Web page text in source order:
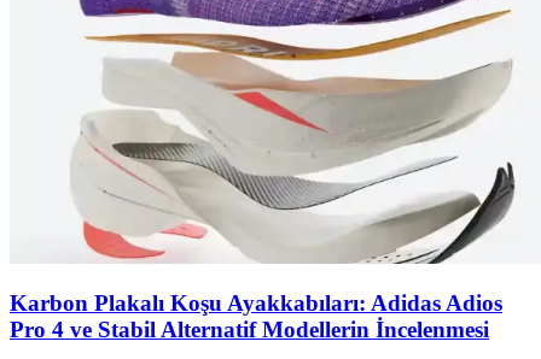
Karbon Plakalı Koşu Ayakkabıları: Adidas Adios
Pro 4 ve Stabil Alternatif Modellerin İncelenmesi